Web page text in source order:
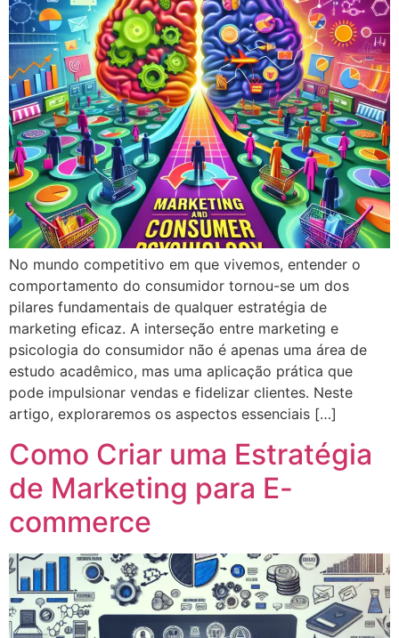
No mundo competitivo em que vivemos, entender o
comportamento do consumidor tornou-se um dos
pilares fundamentais de qualquer estratégia de
marketing eficaz. A interseção entre marketing e
psicologia do consumidor não é apenas uma área de
estudo acadêmico, mas uma aplicação prática que
pode impulsionar vendas e fidelizar clientes. Neste
artigo, exploraremos os aspectos essenciais […]
Como Criar uma Estratégia
de Marketing para E-
commerce